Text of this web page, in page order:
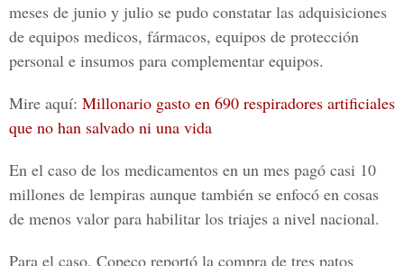
meses de junio y julio se pudo constatar las adquisiciones
de equipos medicos, fármacos, equipos de protección
personal e insumos para complementar equipos.
Mire aquí: Millonario gasto en 690 respiradores artificiales
que no han salvado ni una vida
En el caso de los medicamentos en un mes pagó casi 10
millones de lempiras aunque también se enfocó en cosas
de menos valor para habilitar los triajes a nivel nacional.
Para el caso, Copeco reportó la compra de tres patos